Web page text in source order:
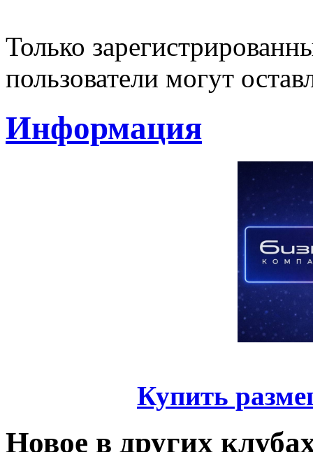
Только
пользователи могут
Информация
Купить
Новое в других